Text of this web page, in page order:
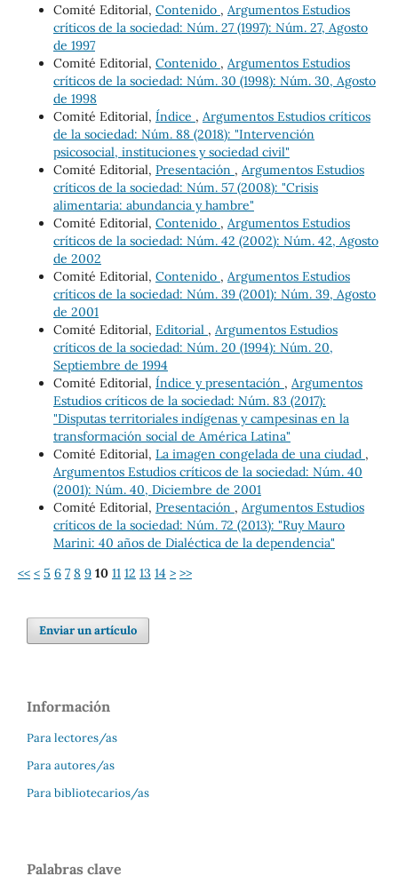
Comité Editorial, Contenido , Argumentos Estudios
críticos de la sociedad: Núm. 27 (1997): Núm. 27, Agosto
de 1997
Comité Editorial, Contenido , Argumentos Estudios
críticos de la sociedad: Núm. 30 (1998): Núm. 30, Agosto
de 1998
Comité Editorial, Índice , Argumentos Estudios críticos
de la sociedad: Núm. 88 (2018): "Intervención
psicosocial, instituciones y sociedad civil"
Comité Editorial, Presentación , Argumentos Estudios
críticos de la sociedad: Núm. 57 (2008): "Crisis
alimentaria: abundancia y hambre"
Comité Editorial, Contenido , Argumentos Estudios
críticos de la sociedad: Núm. 42 (2002): Núm. 42, Agosto
de 2002
Comité Editorial, Contenido , Argumentos Estudios
críticos de la sociedad: Núm. 39 (2001): Núm. 39, Agosto
de 2001
Comité Editorial, Editorial , Argumentos Estudios
críticos de la sociedad: Núm. 20 (1994): Núm. 20,
Septiembre de 1994
Comité Editorial, Índice y presentación , Argumentos
Estudios críticos de la sociedad: Núm. 83 (2017):
"Disputas territoriales indígenas y campesinas en la
transformación social de América Latina"
Comité Editorial, La imagen congelada de una ciudad ,
Argumentos Estudios críticos de la sociedad: Núm. 40
(2001): Núm. 40, Diciembre de 2001
Comité Editorial, Presentación , Argumentos Estudios
críticos de la sociedad: Núm. 72 (2013): "Ruy Mauro
Marini: 40 años de Dialéctica de la dependencia"
<< < 5 6 7 8 9 10 11 12 13 14 > >>
Enviar un artículo
Información
Para lectores/as
Para autores/as
Para bibliotecarios/as
Palabras clave